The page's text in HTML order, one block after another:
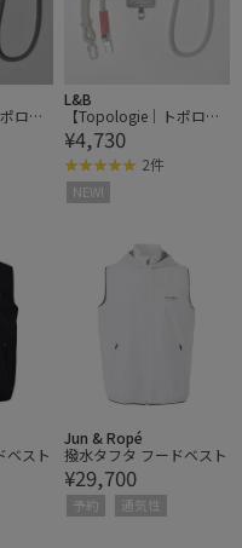
ロジ
スト
L&B
【Topologie｜トポロジ
ー】Wares Straps 8.0mm
Rope Strap ロープスト
ラップ
¥4,730
2件
NEW!
ベスト
Jun & Ropé
撥水タフタ フードベスト
¥29,700
予約 通気性